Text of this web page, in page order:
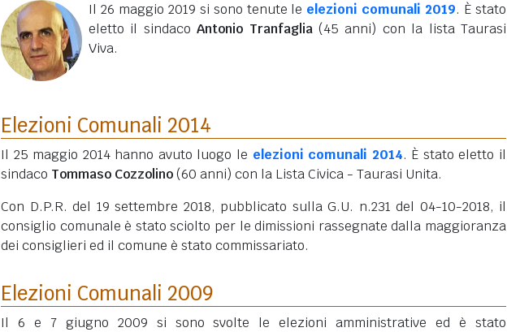
Il 26 maggio 2019 si sono tenute le elezioni comunali 2019. È stato
eletto il sindacoAntonio Tranfaglia (45 anni) con la lista Taurasi
Viva.
Elezioni Comunali 2014
Il 25 maggio 2014 hanno avuto luogo le elezioni comunali 2014. È stato eletto il
sindaco Tommaso Cozzolino(60 anni) con la Lista Civica - Taurasi Unita.
Con D.P.R. del 19 settembre 2018, pubblicato sulla G.U. n.231 del 04-10-2018, il
consiglio comunale è stato sciolto per le dimissioni rassegnate dalla maggioranza
dei consiglieri ed il comune è stato commissariato.
Elezioni Comunali 2009
Il 6 e 7 giugno 2009 si sono svolte le elezioni amministrative ed è stato